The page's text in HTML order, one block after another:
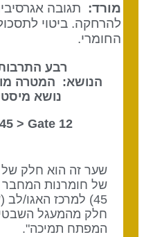
מורד:תגובה
להרחקה. ביטוי
החומרי.
רבע
הנושא: המטרה
נושא
12 Gate 35 <
45 > Gate
שער זה הוא חלק של
של חומרנות המחבר
חלק מהמעגל השבטי
המפתח תמיכה".